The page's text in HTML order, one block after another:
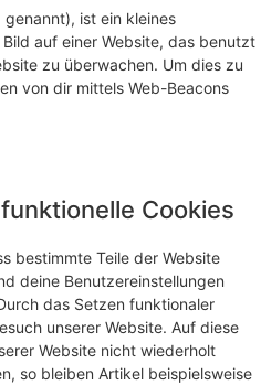
genannt), ist ein kleines
auf einer Website, das benutzt
zu überwachen. Um dies zu
von dir mittels Web-Beacons
Cookies
bestimmte Teile der Website
deine Benutzereinstellungen
das Setzen funktionaler
unserer Website. Auf diese
Website nicht wiederholt
so bleiben Artikel beispielsweise